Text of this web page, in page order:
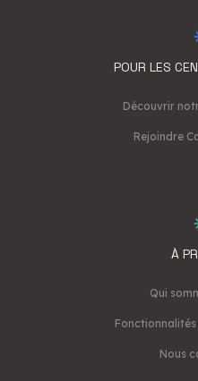
POUR LES
Découvrir
Rejoindre
À
Qui
Nous